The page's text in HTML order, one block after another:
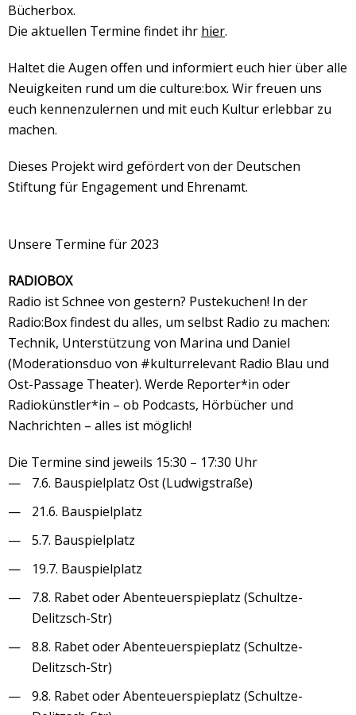
Bücherbox.
Die aktuellen Termine findet ihr hier.
Haltet die Augen offen und informiert euch hier über alle
Neuigkeiten rund um die culture:box. Wir freuen uns
euch kennenzulernen und mit euch Kultur erlebbar zu
machen.
Dieses Projekt wird gefördert von der Deutschen
Stiftung für Engagement und Ehrenamt.
Unsere Termine für 2023
RADIOBOX
Radio ist Schnee von gestern? Pustekuchen! In der
Radio:Box findest du alles, um selbst Radio zu machen:
Technik, Unterstützung von Marina und Daniel
(Moderationsduo von #kulturrelevant Radio Blau und
Ost-Passage Theater). Werde Reporter*in oder
Radiokünstler*in – ob Podcasts, Hörbücher und
Nachrichten – alles ist möglich!
Die Termine sind jeweils 15:30 – 17:30 Uhr
7.6. Bauspielplatz Ost (Ludwigstraße)
21.6. Bauspielplatz
5.7. Bauspielplatz
19.7. Bauspielplatz
7.8. Rabet oder Abenteuerspieplatz (Schultze-
Delitzsch-Str)
8.8. Rabet oder Abenteuerspieplatz (Schultze-
Delitzsch-Str)
9.8. Rabet oder Abenteuerspieplatz (Schultze-